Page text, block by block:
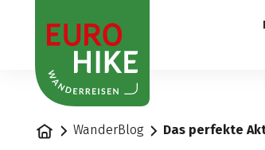
StartseiteWanderBlog Das perfekte